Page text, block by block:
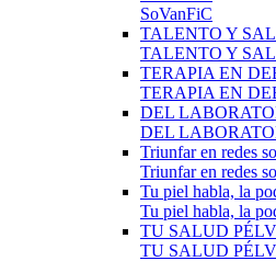
SoVanFiC
TALENTO Y
TALENTO Y
TERAPIA EN
TERAPIA EN
DEL
DEL
Triunfar en redes
Triunfar en redes
Tu piel habla, la
Tu piel habla, la
TU SALUD
TU SALUD